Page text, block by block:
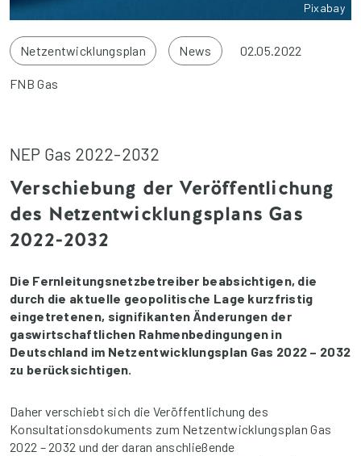
Pixabay
Netzentwicklungsplan News 02.05.2022
FNB Gas
NEP Gas 2022-2032
Verschiebung der Veröffentlichung
des Netzentwicklungsplans Gas
2022-2032
Die Fernleitungsnetzbetreiber beabsichtigen, die
durch die aktuelle geopolitische Lage kurzfristig
eingetretenen, signifikanten Änderungen der
gaswirtschaftlichen Rahmenbedingungen in
Deutschland im Netzentwicklungsplan Gas 2022 – 2032
zu berücksichtigen.
Daher verschiebt sich die Veröffentlichung des
Konsultationsdokuments zum Netzentwicklungsplan Gas
2022 – 2032 und der daran anschließende